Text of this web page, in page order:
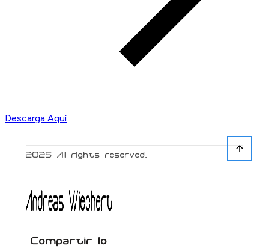
Descarga Aquí
Compartir lo
2025 All rights reserved.